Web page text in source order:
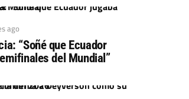
ago
“Soñé que Ecuador
del Mundial”